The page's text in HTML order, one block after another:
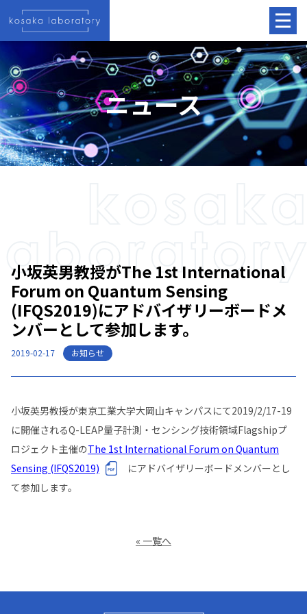
ニュース
小坂英男教授がThe 1st International
Forum on Quantum Sensing
(IFQS2019)にアドバイザリーボードメ
ンバーとして参加します。
2019-02-17 お知らせ
小坂英男教授が東京工業大学大岡山キャンパスにて2019/2/17-19
に開催されるQ-LEAP量子計測・センシング技術領域Flagshipプ
ロジェクト主催のThe 1st International Forum on Quantum
Sensing (IFQS2019)
にアドバイザリーボードメンバーとし
て参加します。
« 一覧へ